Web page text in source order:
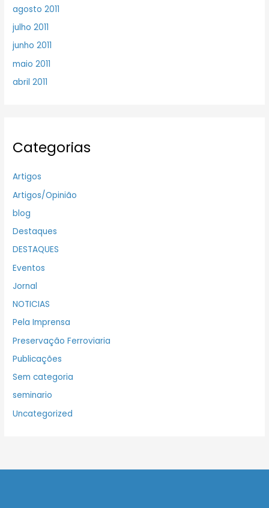
agosto 2011
julho 2011
junho 2011
maio 2011
abril 2011
Categorias
Artigos
Artigos/Opinião
blog
Destaques
DESTAQUES
Eventos
Jornal
NOTICIAS
Pela Imprensa
Preservação Ferroviaria
Publicações
Sem categoria
seminario
Uncategorized